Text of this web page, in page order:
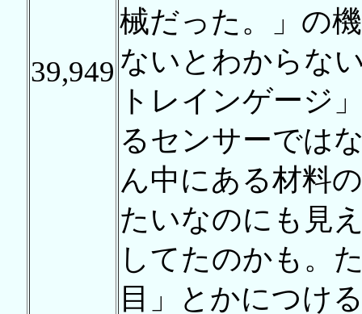
39,949
械だった。」の
ないとわからな
トレインゲージ
るセンサーでは
ん中にある材料
たいなのにも見
してたのかも。
目」とかにつけ